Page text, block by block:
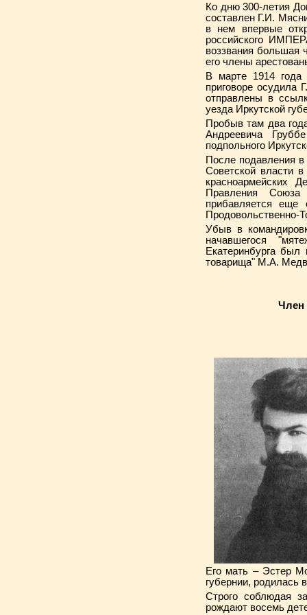
Ко дню 300-летия
составлен Г.И.
в нем впервые
российского
воззвания большая
его члены
В марте 1914 года
приговоре осудила
отправлены в
уезда Иркутской
Пробыв там два
Андреевича
подпольного
После подавления в
Советской власти
красноармейских
Правления
прибавляется еще
Продовольственно-
Убыв в
начавшегося
Екатеринбурга был
товарища" М.А.
Член
Его мать – Эстер
губернии, родилась
Строго соблюдая
рождают восемь